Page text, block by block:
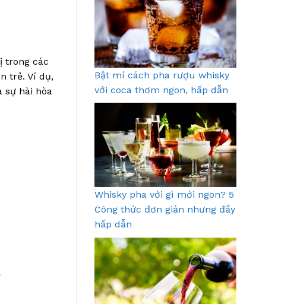
trong các
trẻ. Ví dụ,
sự hài hòa
Bật mí cách pha rượu whisky
với coca thơm ngon, hấp dẫn
Whisky pha với gì mới ngon? 5
Công thức đơn giản nhưng đầy
hấp dẫn